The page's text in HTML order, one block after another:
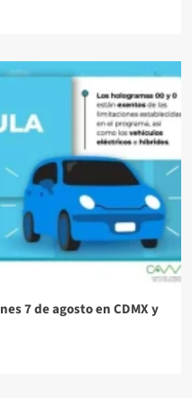
7 de agosto en CDMX y